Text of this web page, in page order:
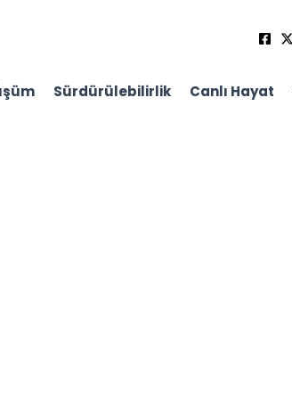
Sürdürülebilirlik Canlı Hayat